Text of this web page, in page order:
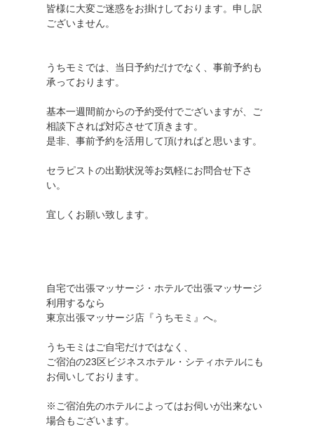
皆様に大変ご迷惑をお掛けしております。申し訳
ございません。
うちモミでは、当日予約だけでなく、事前予約も
承っております。
基本一週間前からの予約受付でございますが、ご
相談下されば対応させて頂きます。
是非、事前予約を活用して頂ければと思います。
セラピストの出勤状況等お気軽にお問合せ下さ
い。
宜しくお願い致します。
自宅で出張マッサージ・ホテルで出張マッサージ
利用するなら
東京出張マッサージ店『うちモミ』へ。
うちモミはご自宅だけではなく、
ご宿泊の23区ビジネスホテル・シティホテルにも
お伺いしております。
※ご宿泊先のホテルによってはお伺いが出来ない
場合もございます。